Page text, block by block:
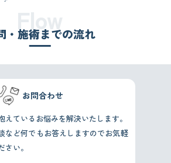
・施術までの流れ
Flow
お問合わせ
えているお悩みを解決いたします。
など何でもお答えしますのでお気軽
い。